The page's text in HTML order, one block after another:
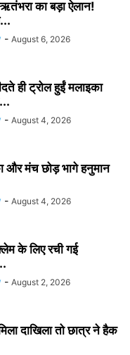
का बड़ा ऐलान!
- August 6, 2026
ही ट्रोल हुईं मलाइका
- August 4, 2026
और मंच छोड़ भागे हनुमान
- August 4, 2026
के लिए रची गई
- August 2, 2026
दाखिला तो छात्र ने हैक